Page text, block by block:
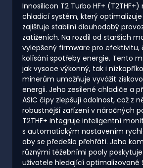
Innosilicon T2 Turbo HF+
chladicí systém, který
zajišťuje stabilní dlouhodobý
zatíženích. Na rozdíl od starších
vylepšený firmware pro efektivitu,
kolísání spotřeby energie. Tento
jak vysoce výkonný, tak i
minerům umožňuje vyvážit
energii. Jeho zesílené chladiče a
ASIC čipy zlepšují odolnost, což z
robustnější zařízení v náročných
T2THF+ integruje inteligentní
s automatickým nastavením
aby se předešlo přehřátí. Jeho
různými těžebními pooly
uživatele hledající optimalizované